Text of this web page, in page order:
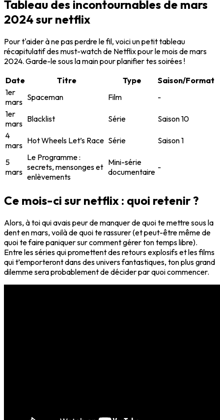
Tableau des incontournables de mars
2024 sur netflix
Pour t'aider à ne pas perdre le fil, voici un petit tableau
récapitulatif des must-watch de Netflix pour le mois de mars
2024. Garde-le sous la main pour planifier tes soirées !
Date
Titre Type
Saison/Format
1er
mars Spaceman Film
-
1er
mars Blacklist Série
Saison 10
4
mars Hot Wheels Let’s Race Série Saison 1
5
mars
Le Programme :
secrets, mensonges et
enlèvements
Mini-série
documentaire -
Ce mois-ci sur netflix : quoi retenir ?
Alors, à toi qui avais peur de manquer de quoi te mettre sous la
dent en mars, voilà de quoi te rassurer (et peut-être même de
quoi te faire paniquer sur comment gérer ton temps libre).
Entre les séries qui promettent des retours explosifs et les films
qui t’emporteront dans des univers fantastiques, ton plus grand
dilemme sera probablement de décider par quoi commencer.